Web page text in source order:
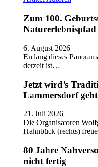
Zum 100.
Naturerlebnispfad
6. August 2026
Entlang dieses
derzeit ist…
Jetzt wird’s
Lammersdorf
21. Juli 2026
Die Organisatoren
Hahnbück (rechts)
80 Jahre
nicht fertig